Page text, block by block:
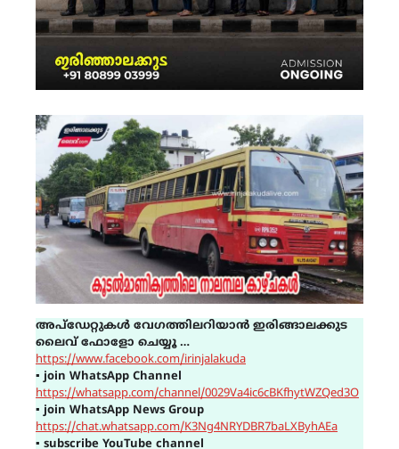
അപ്ഡേറ്റുകൾ വേഗത്തിലറിയാൻ ഇരിങ്ങാലക്കുട
ലൈവ് ഫോളോ ചെയ്യൂ …
https://www.facebook.com/irinjalakuda
▪join WhatsApp Channel
https://whatsapp.com/channel/0029Va4ic6cBKfhytWZQed3O
▪join WhatsApp News Group
https://chat.whatsapp.com/K3Ng4NRYDBR7baLXByhAEa
▪ subscribe YouTube channel